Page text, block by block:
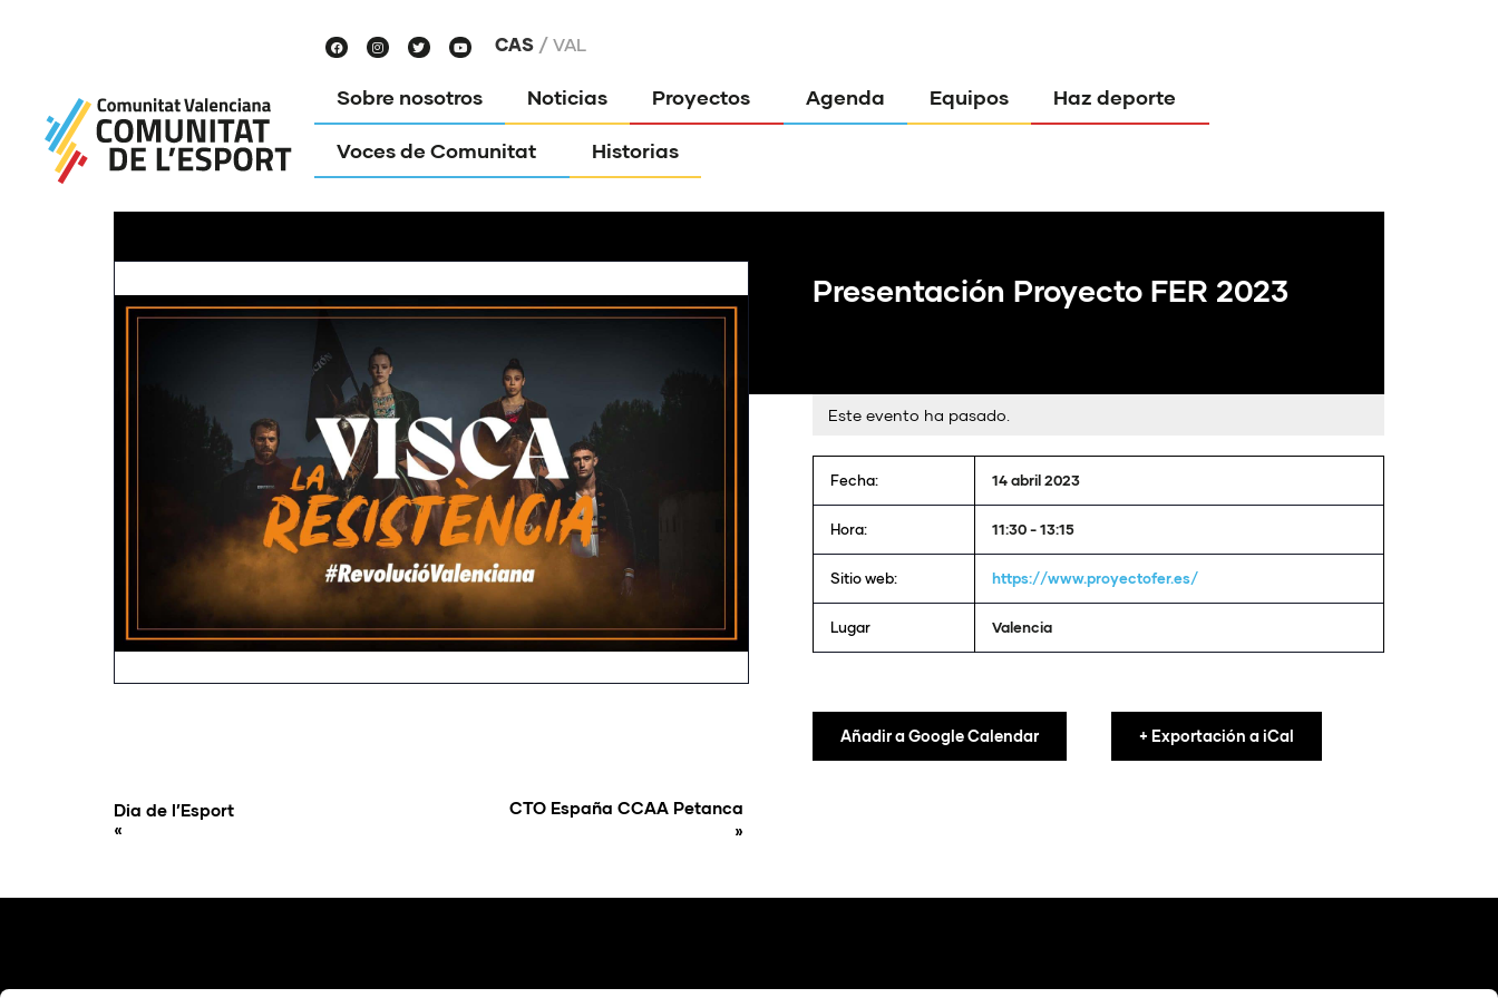
CAS VAL
Sobre nosotros Noticias Proyectos Agenda Equipos Haz deporte
Voces de Comunitat Historias
Presentación Proyecto FER 2023
Este evento ha pasado.
Fecha: 14 abril 2023
Hora: 11:30 - 13:15
Sitio web: https://www.proyectofer.es/
Lugar Valencia
Añadir a Google Calendar + Exportación a iCal
Dia de l’Esport
«
CTO España CCAA Petanca
»